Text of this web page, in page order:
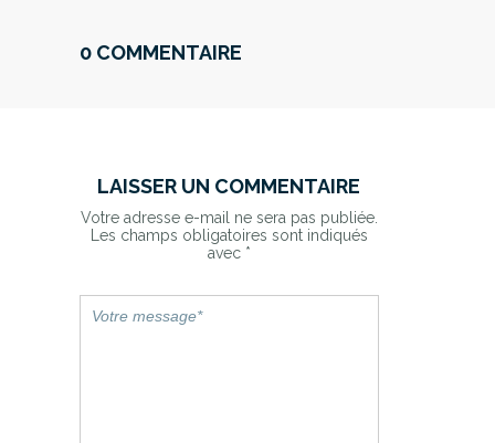
0 COMMENTAIRE
LAISSER UN COMMENTAIRE
Votre adresse e-mail ne sera pas publiée.
Les champs obligatoires sont indiqués
avec *